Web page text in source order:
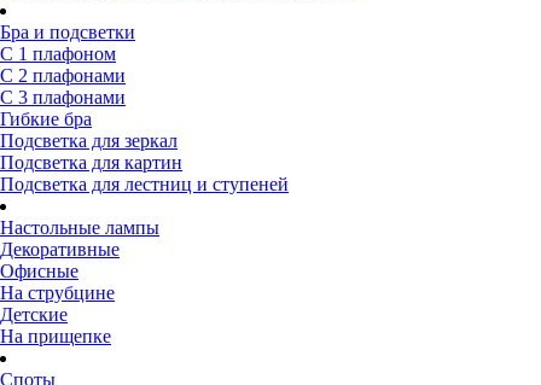
Бра и подсветки
С 1 плафоном
С 2 плафонами
С 3 плафонами
Гибкие бра
Подсветка для зеркал
Подсветка для картин
Подсветка для лестниц и ступеней
Настольные лампы
Декоративные
Офисные
На струбцине
Детские
На прищепке
Споты